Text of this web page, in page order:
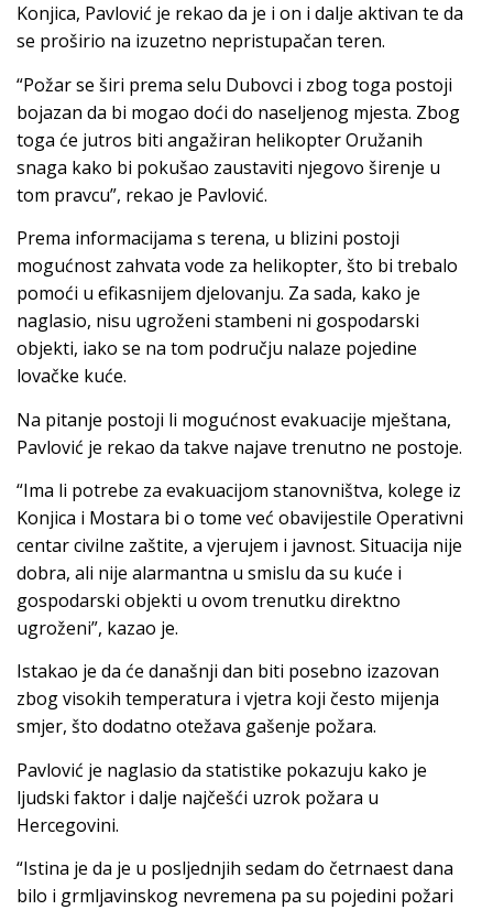
Konjica, Pavlović je rekao da je i on i dalje aktivan te da
se proširio na izuzetno nepristupačan teren.
“Požar se širi prema selu Dubovci i zbog toga postoji
bojazan da bi mogao doći do naseljenog mjesta. Zbog
toga će jutros biti angažiran helikopter Oružanih
snaga kako bi pokušao zaustaviti njegovo širenje u
tom pravcu”, rekao je Pavlović.
Prema informacijama s terena, u blizini postoji
mogućnost zahvata vode za helikopter, što bi trebalo
pomoći u efikasnijem djelovanju. Za sada, kako je
naglasio, nisu ugroženi stambeni ni gospodarski
objekti, iako se na tom području nalaze pojedine
lovačke kuće.
Na pitanje postoji li mogućnost evakuacije mještana,
Pavlović je rekao da takve najave trenutno ne postoje.
“Ima li potrebe za evakuacijom stanovništva, kolege iz
Konjica i Mostara bi o tome već obavijestile Operativni
centar civilne zaštite, a vjerujem i javnost. Situacija nije
dobra, ali nije alarmantna u smislu da su kuće i
gospodarski objekti u ovom trenutku direktno
ugroženi”, kazao je.
Istakao je da će današnji dan biti posebno izazovan
zbog visokih temperatura i vjetra koji često mijenja
smjer, što dodatno otežava gašenje požara.
Pavlović je naglasio da statistike pokazuju kako je
ljudski faktor i dalje najčešći uzrok požara u
Hercegovini.
“Istina je da je u posljednjih sedam do četrnaest dana
bilo i grmljavinskog nevremena pa su pojedini požari